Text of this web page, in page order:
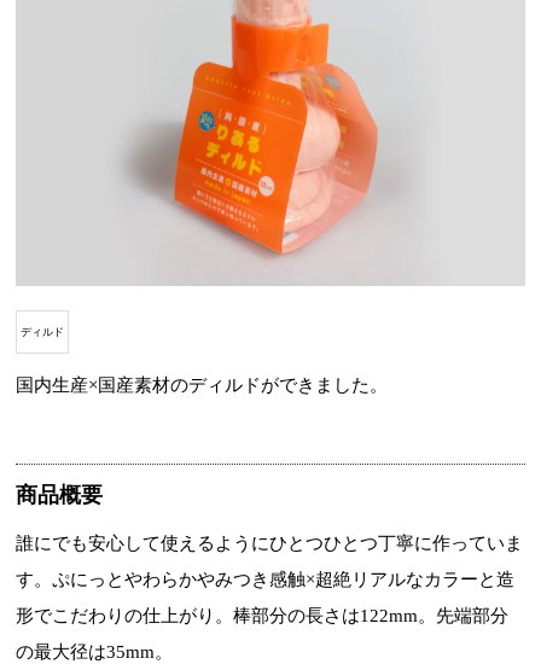
ディルド
国内生産×国産素材のディルドができました。
商品概要
誰にでも安心して使えるようにひとつひとつ丁寧に作っていま
す。ぷにっとやわらかやみつき感触×超絶リアルなカラーと造
形でこだわりの仕上がり。棒部分の長さは122mm。先端部分
の最大径は35mm。